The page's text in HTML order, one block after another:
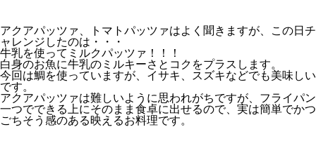
アクアパッツァ、トマトパッツァはよく聞きますが、この日チ
ャレンジしたのは・・・
牛乳を使ってミルクパッツァ！！！
白身のお魚に牛乳のミルキーさとコクをプラスします。
今回は鯛を使っていますが、イサキ、スズキなどでも美味しい
です。
アクアパッツァは難しいように思われがちですが、フライパン
一つでできる上にそのまま食卓に出せるので、実は簡単でかつ
ごちそう感のある映えるお料理です。